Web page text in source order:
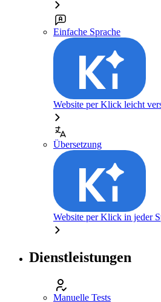
Einfache Sprache
Website per Klick leicht
Übersetzung
Website per Klick in jeder
Dienstleistungen
Manuelle Tests